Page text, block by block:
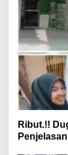
Ribut.!!